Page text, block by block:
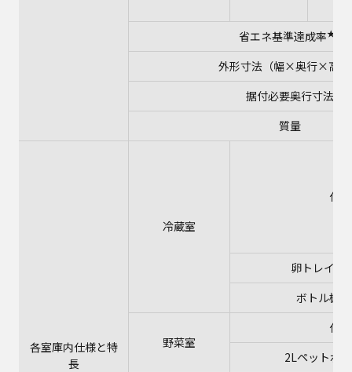
省エネ基準達成率★3
外形寸法（幅×奥行×高さ
据付必要奥行寸法
質量
各室庫内仕様と特
長
冷蔵室
仕様
卵トレイ
ボトル棚
野菜室
仕様
2Lペットボ